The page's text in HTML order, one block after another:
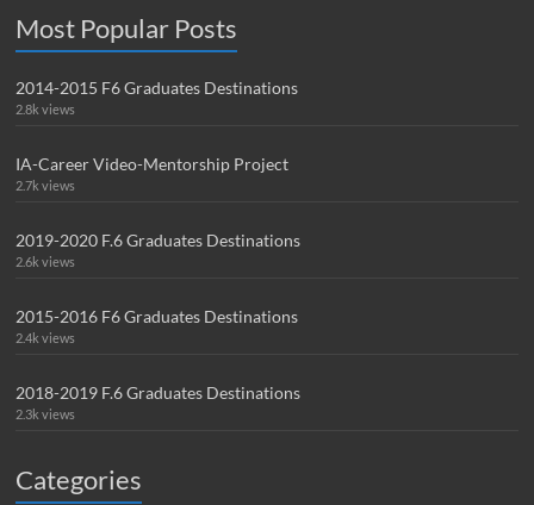
Most Popular Posts
2014-2015 F6 Graduates Destinations
2.8k views
IA-Career Video-Mentorship Project
2.7k views
2019-2020 F.6 Graduates Destinations
2.6k views
2015-2016 F6 Graduates Destinations
2.4k views
2018-2019 F.6 Graduates Destinations
2.3k views
Categories